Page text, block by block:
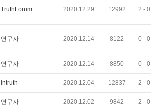
TruthForum 2020.12.29 12992 2 - 0
연구자 2020.12.14 8122 0 - 0
연구자 2020.12.14 8850 0 - 0
intruth 2020.12.04 12837 2 - 0
연구자 2020.12.02 9842 2 - 0